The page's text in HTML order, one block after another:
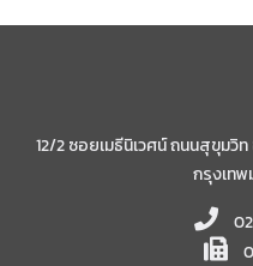
12/2 ซอยเมธีนิเวศน์ ถนนสุขุม
กรุงเทพ